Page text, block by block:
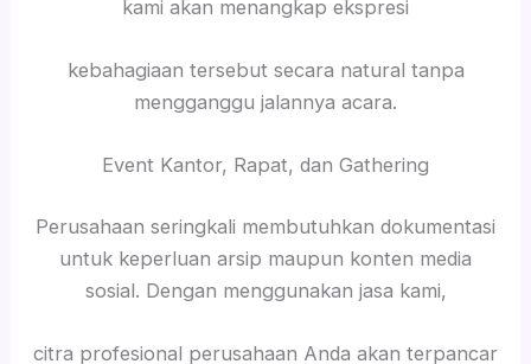
kami akan menangkap ekspresi
kebahagiaan tersebut secara natural tanpa
mengganggu jalannya acara.
Event Kantor, Rapat, dan Gathering
Perusahaan seringkali membutuhkan dokumentasi
untuk keperluan arsip maupun konten media
sosial. Dengan menggunakan jasa kami,
citra profesional perusahaan Anda akan terpancar